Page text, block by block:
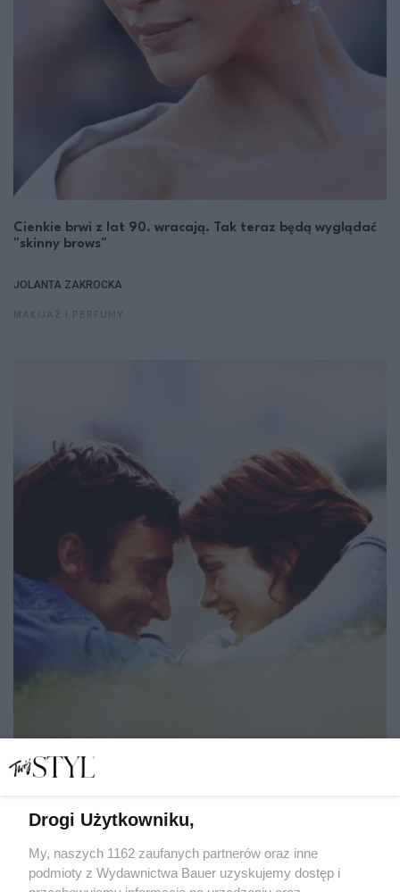
Cienkie brwi z lat 90. wracają. Tak teraz będą wyglądać
"skinny brows"
JOLANTA ZAKROCKA
rzadko daje je w zamian
Drogi Użytkowniku,
My, naszych 1162 zaufanych partnerów oraz inne
podmioty z Wydawnictwa Bauer uzyskujemy dostęp i